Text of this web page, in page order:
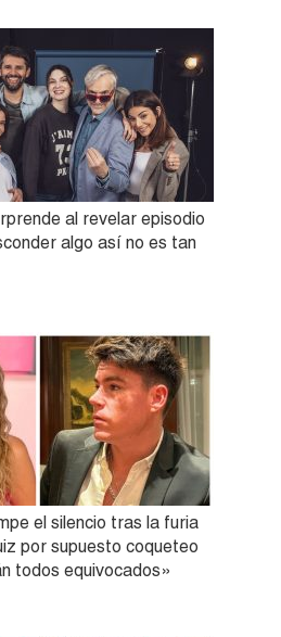
al revelar episodio
algo así no es tan
el silencio tras la furia
por supuesto coqueteo
todos equivocados»